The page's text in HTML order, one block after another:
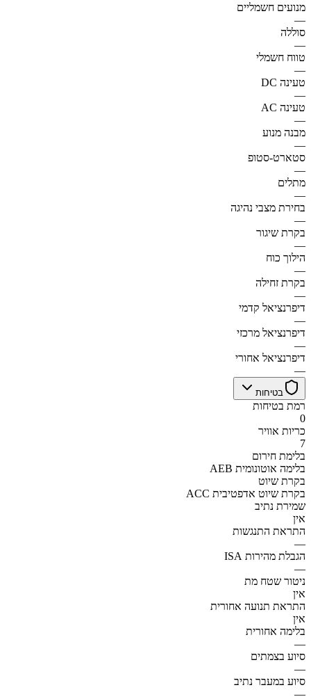
מנועים חשמליים
—
סוללה
—
טווח חשמלי
—
טעינה DC
—
טעינה AC
—
מבנה מנוע
—
סטארט-סטופ
—
מתלים
—
בחירת מצבי נהיגה
—
בקרת שיגור
—
הילוך כוח
—
בקרת זחילה
—
דיפרנציאל קדמי
—
דיפרנציאל מרכזי
—
דיפרנציאל אחורי
—
בטיחות
רמת בטיחות
0
כריות אוויר
7
בלימת חירום
AEB בלימה אוטונומית
בקרת שיוט
ACC בקרת שיוט אדפטיבית
שמירת נתיב
אין
התראת התנגשות
—
הגבלת מהירות ISA
—
ניטור שטח מת
אין
התראת תנועה אחורית
אין
בלימה אחורית
—
סיוע בצמתים
—
סיוע במעבר נתיב
—